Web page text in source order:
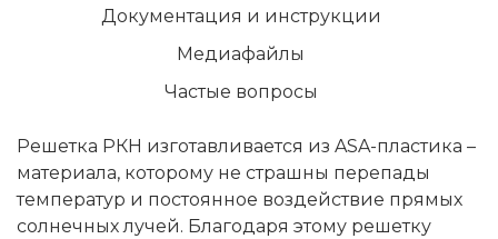
Документация и инструкции
Медиафайлы
Частые вопросы
Решетка РКН изготавливается из ASA-пластика –
материала, которому не страшны перепады
температур и постоянное воздействие прямых
солнечных лучей. Благодаря этому решетку